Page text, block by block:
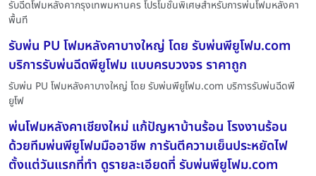
รับฉีดโฟมหลังคากรุงเทพมหานคร โปรโมชั่นพิเศษสำหรับการพ่นโฟมหลังคา
พื้นที
รับพ่น PU โฟมหลังคาบางใหญ่ โดย รับพ่นพียูโฟม.com
บริการรับพ่นฉีดพียูโฟม แบบครบวงจร ราคาถูก
รับพ่น PU โฟมหลังคาบางใหญ่ โดย รับพ่นพียูโฟม.com บริการรับพ่นฉีดพี
ยูโฟ
พ่นโฟมหลังคาเชียงใหม่ แก้ปัญหาบ้านร้อน โรงงานร้อน
ด้วยทีมพ่นพียูโฟมมืออาชีพ การันตีความเย็นประหยัดไฟ
ตั้งแต่วันแรกที่ทำ ดูรายละเอียดที่ รับพ่นพียูโฟม.com